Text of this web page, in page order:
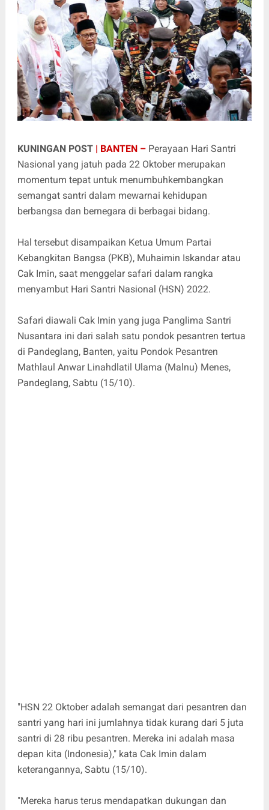
KUNINGAN POST | BANTEN – Perayaan Hari Santri
Nasional yang jatuh pada 22 Oktober merupakan
momentum tepat untuk menumbuhkembangkan
semangat santri dalam mewarnai kehidupan
berbangsa dan bernegara di berbagai bidang.
Hal tersebut disampaikan Ketua Umum Partai
Kebangkitan Bangsa (PKB), Muhaimin Iskandar atau
Cak Imin, saat menggelar safari dalam rangka
menyambut Hari Santri Nasional (HSN) 2022.
Safari diawali Cak Imin yang juga Panglima Santri
Nusantara ini dari salah satu pondok pesantren tertua
di Pandeglang, Banten, yaitu Pondok Pesantren
Mathlaul Anwar Linahdlatil Ulama (Malnu) Menes,
Pandeglang, Sabtu (15/10).
"HSN 22 Oktober adalah semangat dari pesantren dan
santri yang hari ini jumlahnya tidak kurang dari 5 juta
santri di 28 ribu pesantren. Mereka ini adalah masa
depan kita (Indonesia)," kata Cak Imin dalam
keterangannya, Sabtu (15/10).
"Mereka harus terus mendapatkan dukungan dan